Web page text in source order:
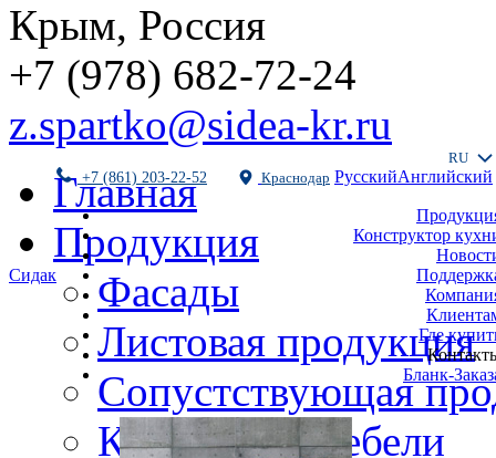
Крым, Россия
+7 (978) 682-72-24
z.spartko@sidea-kr.ru
Сидак
+7 (861) 203-22-52 Краснодар
RU
РусскийАнглийский
Конструктор
Где
Бланк-
Главная
Продукция
Фасады
Листовая продукция
Сопустствующая
Комплекты мебели